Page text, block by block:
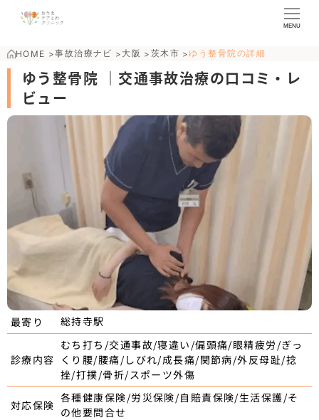
MENU
HOME >事故治療ナビ > 大阪 > 茨木市 >ゆう整骨院の詳細
ゆう整骨院 ｜交通事故治療の口コミ・レ
ビュー
最寄り 総持寺駅
診療内容
むち打ち/交通事故/寝違い/偏頭痛/眼精疲労/ぎっ
くり腰/腰痛/しびれ/成長痛/関節病/外反母趾/捻
挫/打撲/骨折/スポーツ外傷
対応保険
各種健康保険/労災保険/自賠責保険/生活保護/そ
の他要問合せ